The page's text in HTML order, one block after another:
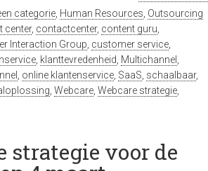
categorie Human Resources Outsourcing
center, contactcenter, content guru
Interaction Group customer service
klanttevredenheid Multichannel
online klantenservice SaaS schaalbaar,
Webcare Webcare strategie
strategie voor de